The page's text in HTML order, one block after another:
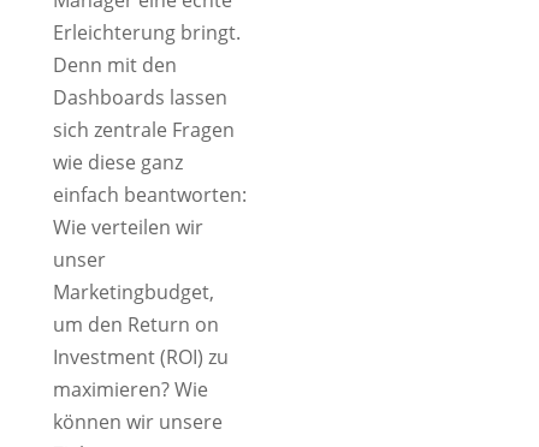
Erleichterung bringt.
Denn mit den
Dashboards lassen
sich zentrale Fragen
wie diese ganz
einfach beantworten:
Wie verteilen wir
unser
Marketingbudget,
um den Return on
Investment (ROI) zu
maximieren? Wie
können wir unsere